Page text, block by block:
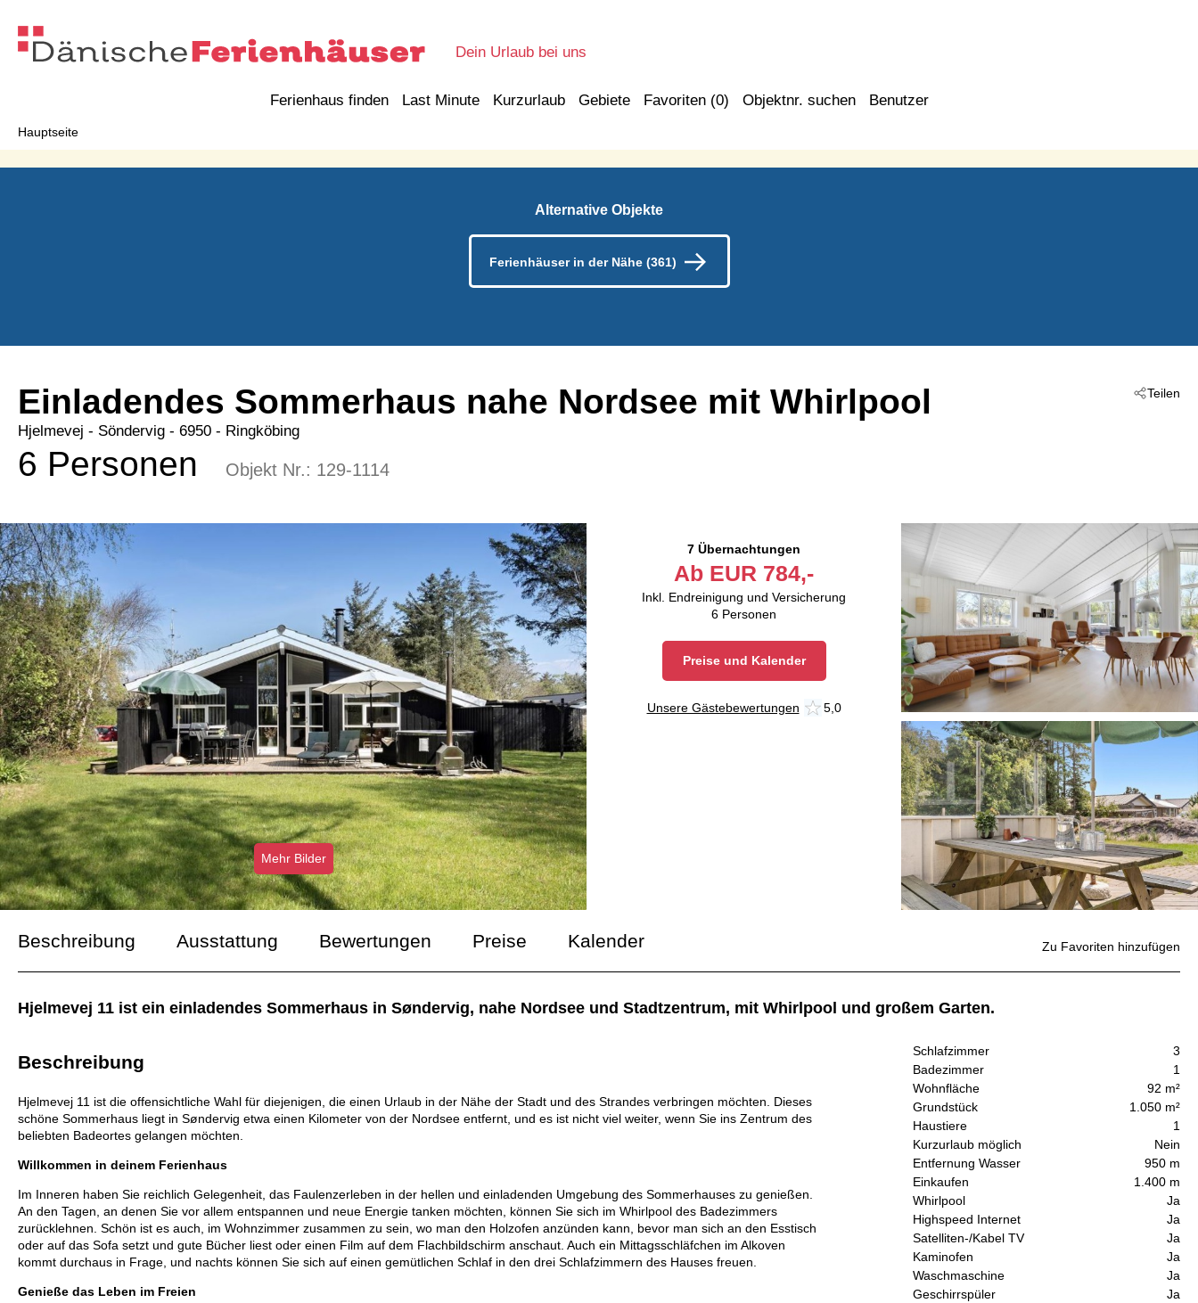
Dein Urlaub bei uns
Ferienhaus finden Last Minute Kurzurlaub Gebiete Favoriten (0) Objektnr. suchen Benutzer
Hauptseite
Alternative Objekte
Ferienhäuser in der Nähe (361)
Teilen
Einladendes Sommerhaus nahe Nordsee mit Whirlpool
Hjelmevej - Söndervig - 6950 - Ringköbing
6 Personen Objekt Nr.: 129-1114
Mehr Bilder
7 Übernachtungen
Ab EUR 784,-
Inkl. Endreinigung und Versicherung
6 Personen
Preise und Kalender
Unsere Gästebewertungen 5,0
Beschreibung Ausstattung Bewertungen Preise Kalender
Hjelmevej 11 ist ein einladendes Sommerhaus in Søndervig, nahe Nordsee und Stadtzentrum, mit Whirlpool und großem Garten.
Schlafzimmer
3
Badezimmer
1
Wohnfläche
92 m²
Grundstück
1.050 m²
Haustiere
1
Kurzurlaub möglich
Nein
Entfernung Wasser
950 m
Einkaufen
1.400 m
Whirlpool
Ja
Highspeed Internet
Ja
Satelliten-/Kabel TV
Ja
Kaminofen
Ja
Waschmaschine
Ja
Geschirrspüler
Ja
Zu Favoriten hinzufügen
Beschreibung
Hjelmevej 11 ist die offensichtliche Wahl für diejenigen, die einen Urlaub in der Nähe der Stadt und des Strandes verbringen möchten. Dieses
schöne Sommerhaus liegt in Søndervig etwa einen Kilometer von der Nordsee entfernt, und es ist nicht viel weiter, wenn Sie ins Zentrum des
beliebten Badeortes gelangen möchten.
Willkommen in deinem Ferienhaus
Im Inneren haben Sie reichlich Gelegenheit, das Faulenzerleben in der hellen und einladenden Umgebung des Sommerhauses zu genießen.
An den Tagen, an denen Sie vor allem entspannen und neue Energie tanken möchten, können Sie sich im Whirlpool des Badezimmers
zurücklehnen. Schön ist es auch, im Wohnzimmer zusammen zu sein, wo man den Holzofen anzünden kann, bevor man sich an den Esstisch
oder auf das Sofa setzt und gute Bücher liest oder einen Film auf dem Flachbildschirm anschaut. Auch ein Mittagsschläfchen im Alkoven
kommt durchaus in Frage, und nachts können Sie sich auf einen gemütlichen Schlaf in den drei Schlafzimmern des Hauses freuen.
Genieße das Leben im Freien